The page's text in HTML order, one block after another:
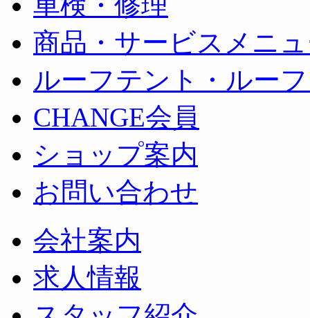
商品・サービスメニ
ルーフテント・ルー
CHANGE会員
ショップ案内
お問い合わせ
会社案内
求人情報